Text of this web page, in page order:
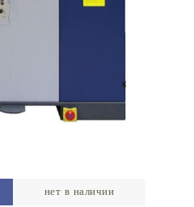
нет в наличии